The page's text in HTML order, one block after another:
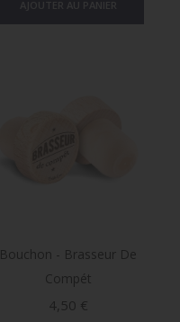
Bouchon - Brasseur De
Compét
Prix
4,50 €